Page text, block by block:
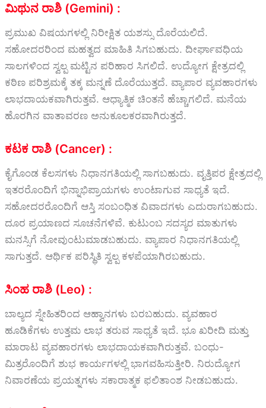
ಮಿಥುನ ರಾಶಿ (Gemini) :
ಪ್ರಮುಖ ವಿಷಯಗಳಲ್ಲಿ ನಿರೀಕ್ಷಿತ ಯಶಸ್ಸು ದೊರೆಯಲಿದೆ.
ಸಹೋದರರಿಂದ ಮಹತ್ವದ ಮಾಹಿತಿ ಸಿಗಬಹುದು. ದೀರ್ಘಾವಧಿಯ
ಸಾಲಗಳಿಂದ ಸ್ವಲ್ಪ ಮಟ್ಟಿನ ಪರಿಹಾರ ಸಿಗಲಿದೆ. ಉದ್ಯೋಗ ಕ್ಷೇತ್ರದಲ್ಲಿ
ಕಠಿಣ ಪರಿಶ್ರಮಕ್ಕೆ ತಕ್ಕ ಮನ್ನಣೆ ದೊರೆಯುತ್ತದೆ. ವ್ಯಾಪಾರ ವ್ಯವಹಾರಗಳು
ಲಾಭದಾಯಕವಾಗಿರುತ್ತವೆ. ಆಧ್ಯಾತ್ಮಿಕ ಚಿಂತನೆ ಹೆಚ್ಚಾಗಲಿದೆ. ಮನೆಯ
ಹೊರಗಿನ ವಾತಾವರಣ ಅನುಕೂಲಕರವಾಗಿರುತ್ತದೆ.
ಕಟಕ ರಾಶಿ (Cancer) :
ಕೈಗೊಂಡ ಕೆಲಸಗಳು ನಿಧಾನಗತಿಯಲ್ಲಿ ಸಾಗಬಹುದು. ವೃತ್ತಿಪರ ಕ್ಷೇತ್ರದಲ್ಲಿ
ಇತರರೊಂದಿಗೆ ಭಿನ್ನಾಭಿಪ್ರಾಯಗಳು ಉಂಟಾಗುವ ಸಾಧ್ಯತೆ ಇದೆ.
ಸಹೋದರರೊಂದಿಗೆ ಆಸ್ತಿ ಸಂಬಂಧಿತ ವಿವಾದಗಳು ಎದುರಾಗಬಹುದು.
ದೂರ ಪ್ರಯಾಣದ ಸೂಚನೆಗಳಿವೆ. ಕುಟುಂಬ ಸದಸ್ಯರ ಮಾತುಗಳು
ಮನಸ್ಸಿಗೆ ನೋವುಂಟುಮಾಡಬಹುದು. ವ್ಯಾಪಾರ ನಿಧಾನಗತಿಯಲ್ಲಿ
ಸಾಗುತ್ತದೆ. ಆರ್ಥಿಕ ಪರಿಸ್ಥಿತಿ ಸ್ವಲ್ಪ ಕಳಪೆಯಾಗಿರಬಹುದು.
ಸಿಂಹ ರಾಶಿ (Leo) :
ಬಾಲ್ಯದ ಸ್ನೇಹಿತರಿಂದ ಆಹ್ವಾನಗಳು ಬರಬಹುದು. ವ್ಯವಹಾರ
ಹೂಡಿಕೆಗಳು ಉತ್ತಮ ಲಾಭ ತರುವ ಸಾಧ್ಯತೆ ಇದೆ. ಭೂ ಖರೀದಿ ಮತ್ತು
ಮಾರಾಟ ವ್ಯವಹಾರಗಳು ಲಾಭದಾಯಕವಾಗಿರುತ್ತವೆ. ಬಂಧು-
ಮಿತ್ರರೊಂದಿಗೆ ಶುಭ ಕಾರ್ಯಗಳಲ್ಲಿ ಭಾಗವಹಿಸುತ್ತೀರಿ. ನಿರುದ್ಯೋಗ
ನಿವಾರಣೆಯ ಪ್ರಯತ್ನಗಳು ಸಕಾರಾತ್ಮಕ ಫಲಿತಾಂಶ ನೀಡಬಹುದು.